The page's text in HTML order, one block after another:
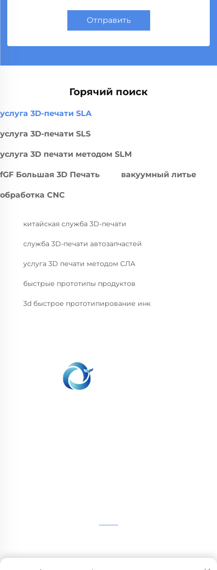
Отправить
Горячий поиск
услуга 3D-печати SLA
услуга 3D-печати SLS
услуга 3D печати методом SLM
fGF Большая 3D Печать вакуумный литье
обработка CNC
китайская служба 3D-печати
служба 3D-печати автозапчастей
услуга 3D печати методом СЛА
быстрые прототипы продуктов
3d быстрое прототипирование инк